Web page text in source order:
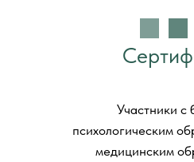
Участники с
психологическим
медицинским